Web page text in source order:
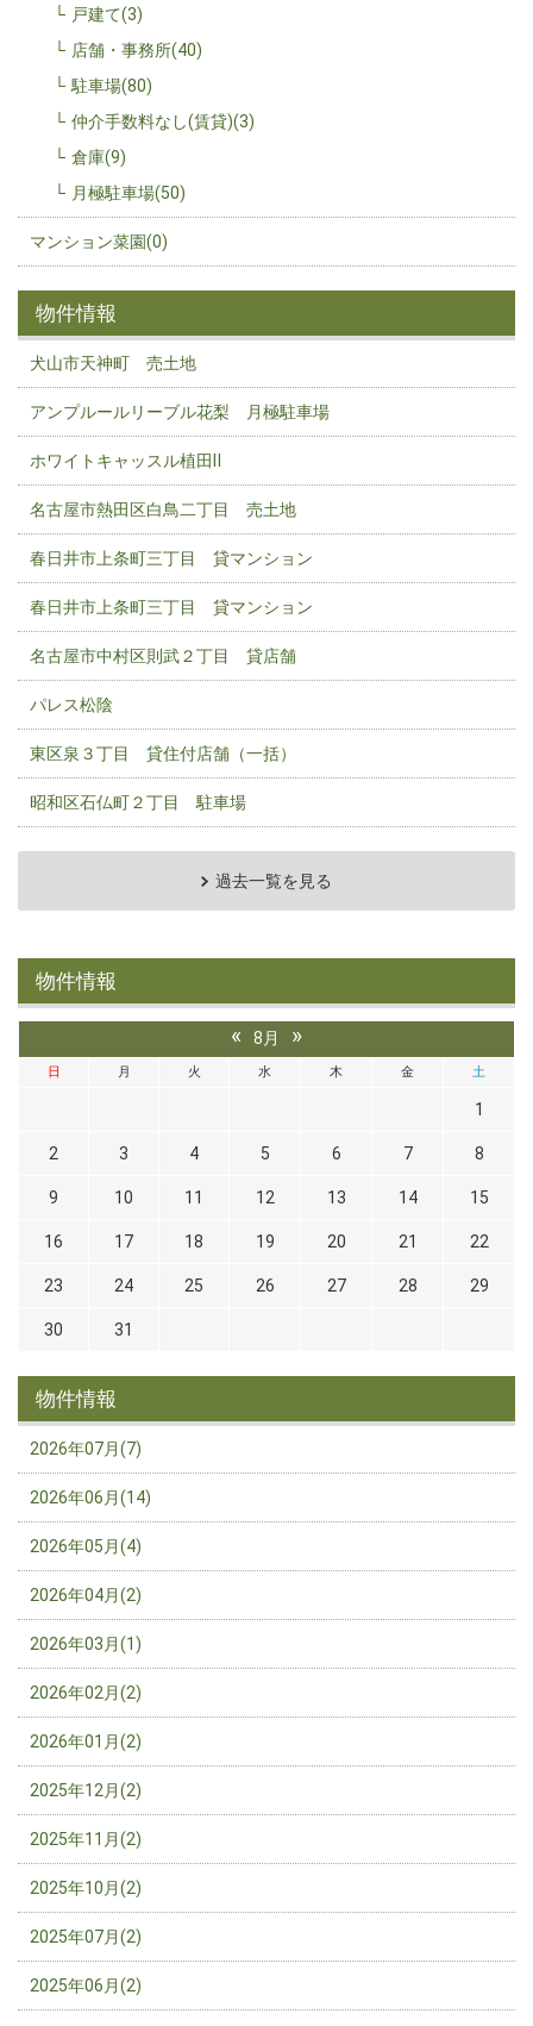
戸建て(3)
店舗・事務所(40)
駐車場(80)
仲介手数料なし(賃貸)(3)
倉庫(9)
月極駐車場(50)
マンション菜園(0)
物件情報
犬山市天神町 売土地
アンプルールリーブル花梨 月極駐車場
ホワイトキャッスル植田Ⅱ
名古屋市熱田区白鳥二丁目 売土地
春日井市上条町三丁目 貸マンション
春日井市上条町三丁目 貸マンション
名古屋市中村区則武２丁目 貸店舗
パレス松陰
東区泉３丁目 貸住付店舗（一括）
昭和区石仏町２丁目 駐車場
過去一覧を見る
物件情報
« 8月 »
日 月 火 水 木 金 土
1
2 3 4 5 6 7 8
9 10 11 12 13 14 15
16 17 18 19 20 21 22
23 24 25 26 27 28 29
30 31
物件情報
2026年07月(7)
2026年06月(14)
2026年05月(4)
2026年04月(2)
2026年03月(1)
2026年02月(2)
2026年01月(2)
2025年12月(2)
2025年11月(2)
2025年10月(2)
2025年07月(2)
2025年06月(2)